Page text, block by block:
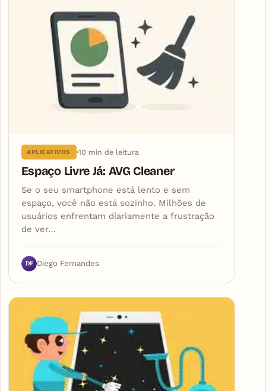
APLICATIVOS 10 min de leitura
Espaço Livre Já: AVG Cleaner
Se o seu smartphone está lento e sem
espaço, você não está sozinho. Milhões de
usuários enfrentam diariamente a frustração
de ver…
DF Diego Fernandes